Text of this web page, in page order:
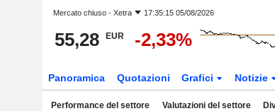
Mercato chiuso - Xetra 17:35:15 05/08/2026
55,28 EUR -2,33%
Panoramica Quotazioni Grafici Notizie
Performance del settore Valutazioni del settore